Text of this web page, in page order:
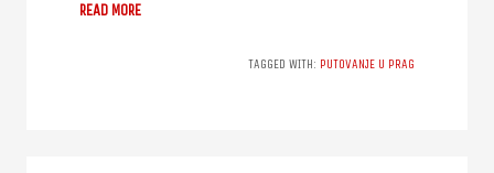
READ MORE
TAGGED WITH: PUTOVANJE U PRAG